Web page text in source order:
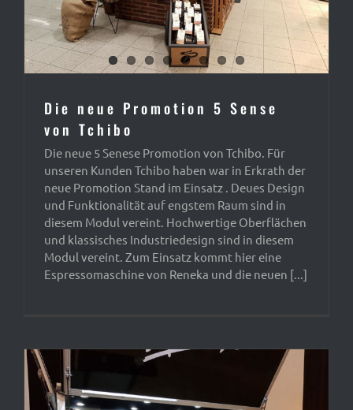
Die neue Promotion 5 Sense
von Tchibo
Die neue 5 Senese Promotion von Tchibo. Für
unseren Kunden Tchibo haben war in Erkrath der
neue Promotion Stand im Einsatz . Deues Design
und Funktionalität auf engstem Raum sind in
diesem Modul vereint. Hochwertige Oberflächen
und klassisches Industriedesign sind in diesem
Modul vereint. Zum Einsatz kommt hier eine
Espressomaschine von Reneka und die neuen [...]